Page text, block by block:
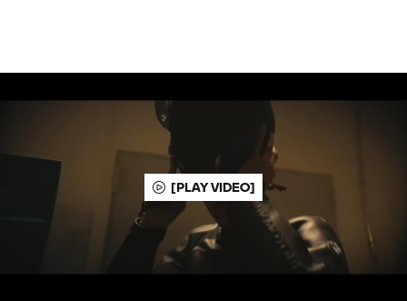
[PLAY VIDEO]